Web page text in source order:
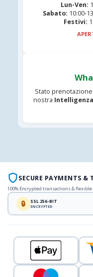
Lun-Ven:
Sabato: 10:00-
Festivi:
Stato
nostra
SECURE PAYMENTS &
100% Encrypted transactions &
🔒 SSL 256-BIT
ENCRYPTED